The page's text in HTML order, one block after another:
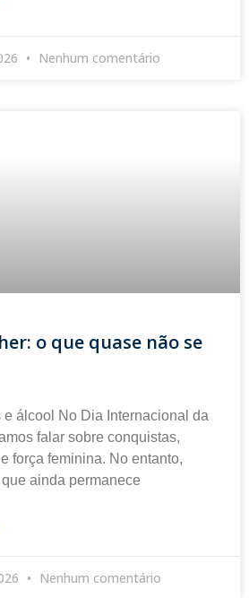
Nenhum comentário
o que quase não se
e álcool No Dia Internacional da
falar sobre conquistas,
força feminina. No entanto,
ainda permanece
Nenhum comentário